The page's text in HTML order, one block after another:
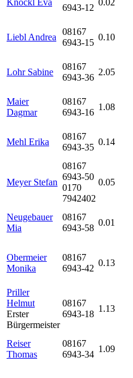
Knöckl Eva
6943-12
0.02
Liebl Andrea
08167
6943-15
0.10
Lohr Sabine
08167
6943-36
2.05
Maier
Dagmar
08167
6943-16
1.08
Mehl Erika
08167
6943-35
0.14
Meyer Stefan
08167
6943-50
0170
7942402
0.05
Neugebauer
Mia
08167
6943-58
0.01
Obermeier
Monika
08167
6943-42
0.13
Priller
Helmut
Erster
Bürgermeister
08167
6943-18
1.13
Reiser
Thomas
08167
6943-34
1.09